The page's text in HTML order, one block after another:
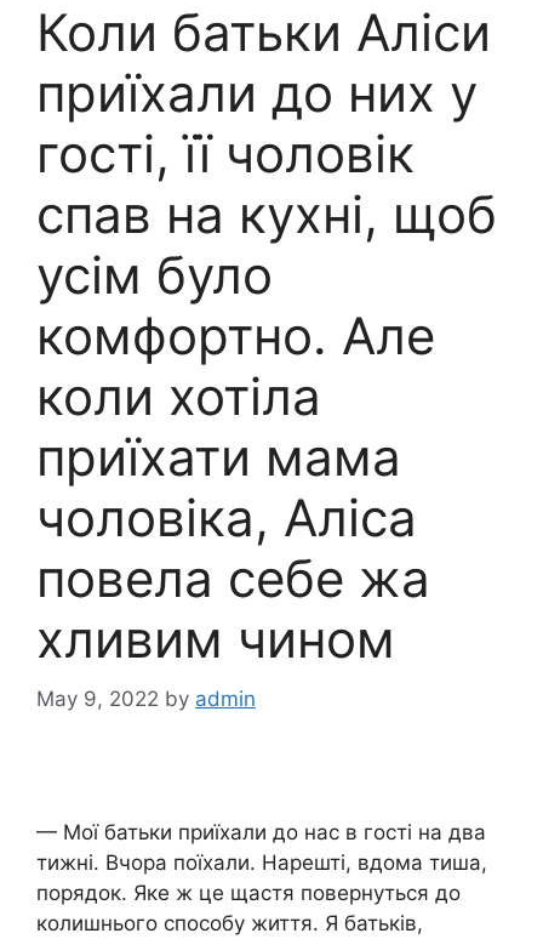
Коли батьки Аліси
приїхали до них у
гості, її чоловік
спав на кухні, щоб
усім було
комфортно. Але
коли хотіла
приїхати мама
чоловіка, Аліса
повела себе жа
хливим чином
May 9, 2022 by admin
— Мої батьки приїхали до нас в гості на два
тижні. Вчора поїхали. Нарешті, вдома тиша,
порядок. Яке ж це щастя повернуться до
колишнього способу життя. Я батьків,